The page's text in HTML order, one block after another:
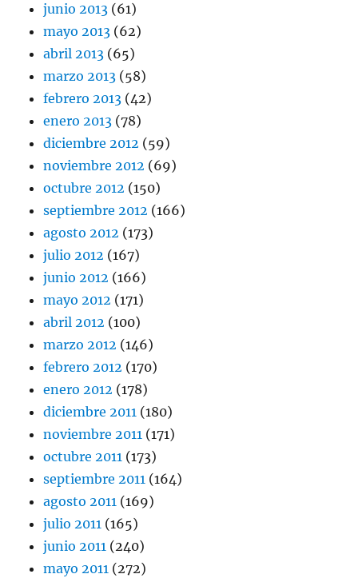
junio 2013 (61)
mayo 2013 (62)
abril 2013 (65)
marzo 2013 (58)
febrero 2013 (42)
enero 2013 (78)
diciembre 2012 (59)
noviembre 2012 (69)
octubre 2012 (150)
septiembre 2012 (166)
agosto 2012 (173)
julio 2012 (167)
junio 2012 (166)
mayo 2012 (171)
abril 2012 (100)
marzo 2012 (146)
febrero 2012 (170)
enero 2012 (178)
diciembre 2011 (180)
noviembre 2011 (171)
octubre 2011 (173)
septiembre 2011 (164)
agosto 2011 (169)
julio 2011 (165)
junio 2011 (240)
mayo 2011 (272)